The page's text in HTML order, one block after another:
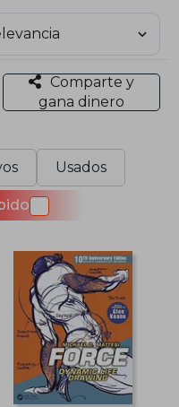
Comparte y
gana dinero
Usados